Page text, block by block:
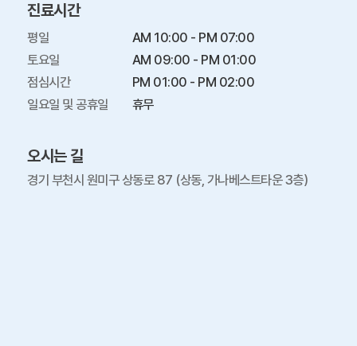
진료시간
평일
토요일
점심시간
일요일 및 공휴일
AM 10:00 - PM 07:00
AM 09:00 - PM 01:00
PM 01:00 - PM 02:00
휴무
오시는 길
경기 부천시 원미구 상동로 87 (상동, 가나베스트타운 3층)